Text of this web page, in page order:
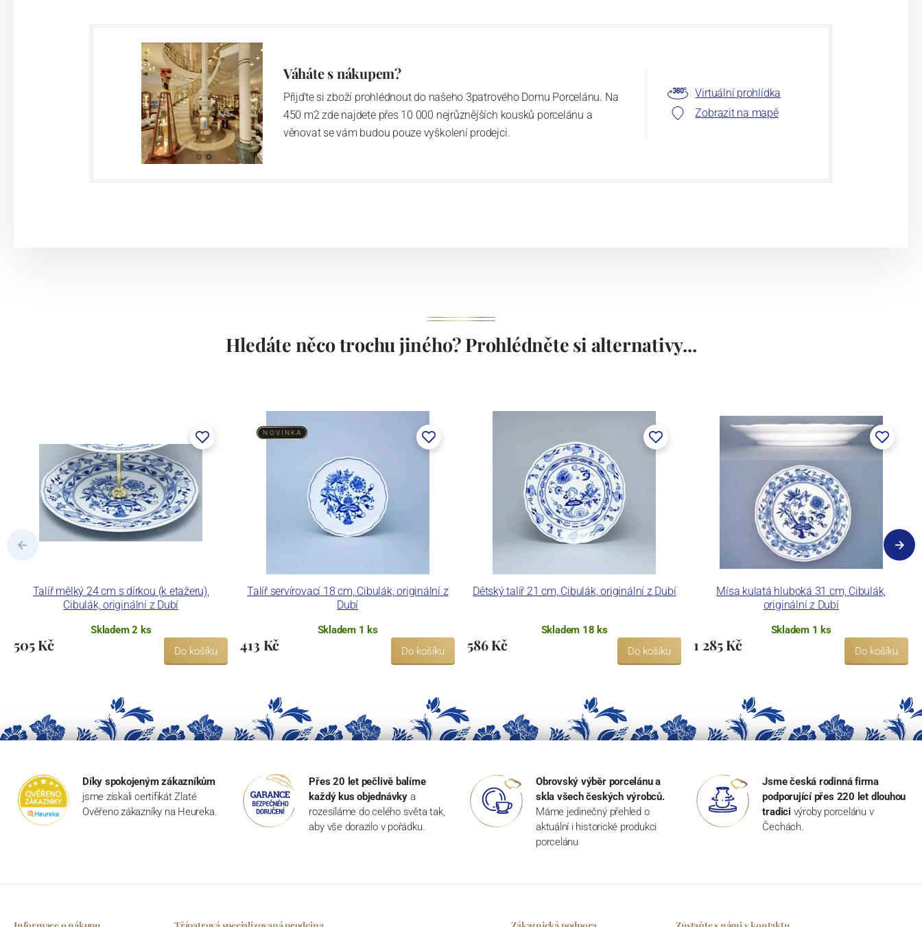
Váháte s nákupem?
Přijďte si zboží prohlédnout do našeho 3patrového Domu Porcelánu. Na
450 m2 zde najdete přes 10 000 nejrůznějších kousků porcelánu a
věnovat se vám budou pouze vyškolení prodejci.
Virtuální prohlídka
Zobrazit na mapě
Hledáte něco trochu jiného? Prohlédněte si alternativy...
Talíř mělký 24 cm s dírkou (k etažeru),
Cibulák, originální z Dubí
Skladem 2 ks
505 Kč Do košíku
Talíř servírovací 18 cm, Cibulák, originální z
Dubí
NOVINKA
Skladem 1 ks
413 Kč Do košíku
Dětský talíř 21 cm, Cibulák, originální z Dubí
Skladem 18 ks
586 Kč Do košíku
Mísa kulatá hluboká 31 cm, Cibulák,
originální z Dubí
Skladem 1 ks
1 285 Kč Do košíku
Díky spokojeným zákazníkům
jsme získali certifikát Zlaté
Ověřeno zákazníky na Heureka.
Přes 20 let pečlivě balíme
každý kus objednávky a
rozesíláme do celého světa tak,
aby vše dorazilo v pořádku.
Obrovský výběr porcelánu a
skla všech českých výrobců.
Máme jedinečný přehled o
aktuální i historické produkci
porcelánu
Jsme česká rodinná firma
podporující přes 220 let dlouhou
tradici výroby porcelánu v
Čechách.